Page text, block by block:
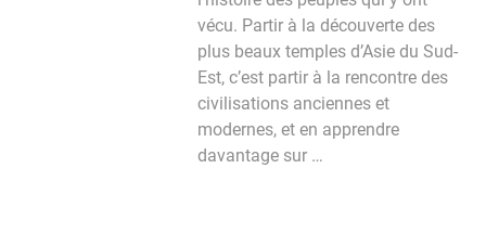
vécu. Partir à la découverte des
plus beaux temples d’Asie du Sud-
Est, c’est partir à la rencontre des
civilisations anciennes et
modernes, et en apprendre
davantage sur …